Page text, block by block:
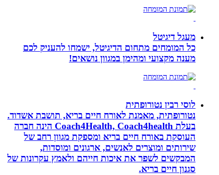
מעגל דיגיטל
כל המומחים מתחום הדיגיטל, ישמחו להעניק לכם
מענה מקצועי ומהימן במגוון נושאים!
לוסי רבין נטורופתית
נטורופתית, מאמנת לאורח חיים בריא, תושבת אשדוד.
בעלת Coach4Health, Coach4health הינה חברה
העוסקת באורח חיים בריא ומספקת מגוון רחב של
שירותים ומוצרים לאנשים, ארגונים ומוסדות,
המבקשים לשפר את איכות חייהם ולאמץ עקרונות של
סגנון חיים בריא.